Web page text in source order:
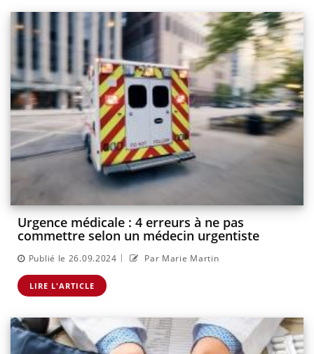
Urgence médicale : 4 erreurs à ne pas
commettre selon un médecin urgentiste
Publié le 26.09.2024 | Par Marie Martin
LIRE L'ARTICLE